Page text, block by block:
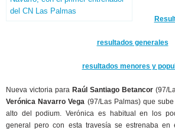
resultados generales
resultados menores y
Nueva victoria para Raúl Santiago Betancor (97/
Verónica Navarro Vega (97/Las Palmas) que
alto del podium. Verónica es habitual en los
general pero con esta travesía se estrenaba en